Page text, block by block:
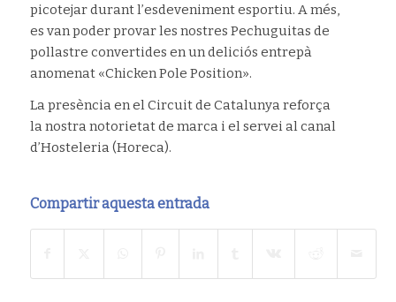
picotejar durant l’esdeveniment esportiu. A més,
es van poder provar les nostres Pechuguitas de
pollastre convertides en un deliciós entrepà
anomenat «Chicken Pole Position».
La presència en el Circuit de Catalunya reforça
la nostra notorietat de marca i el servei al canal
d’Hosteleria (Horeca).
Compartir aquesta entrada